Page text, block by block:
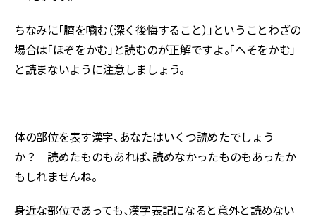
ちなみに「臍を嚙む（深く後悔すること）」ということわざの
場合は「ほぞをかむ」と読むのが正解ですよ。「へそをかむ」
と読まないように注意しましょう。
体の部位を表す漢字、あなたはいくつ読めたでしょう
か？ 読めたものもあれば、読めなかったものもあったか
もしれませんね。
身近な部位であっても、漢字表記になると意外と読めない